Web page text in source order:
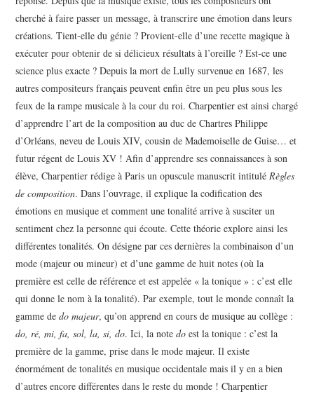
cherché à faire passer un message, à transcrire une émotion dans leurs
créations. Tient-elle du génie ? Provient-elle d’une recette magique à
exécuter pour obtenir de si délicieux résultats à l’oreille ? Est-ce une
science plus exacte ? Depuis la mort de Lully survenue en 1687, les
autres compositeurs français peuvent enfin être un peu plus sous les
feux de la rampe musicale à la cour du roi. Charpentier est ainsi chargé
d’apprendre l’art de la composition au duc de Chartres Philippe
d’Orléans, neveu de Louis XIV, cousin de Mademoiselle de Guise… et
futur régent de Louis XV ! Afin d’apprendre ses connaissances à son
élève, Charpentier rédige à Paris un opuscule manuscrit intituléRègles
de composition. Dans l’ouvrage, il explique la codification des
émotions en musique et comment une tonalité arrive à susciter un
sentiment chez la personne qui écoute. Cette théorie explore ainsi les
différentes tonalités. On désigne par ces dernières la combinaison d’un
mode (majeur ou mineur) et d’une gamme de huit notes (où la
première est celle de référence et est appelée « la tonique » : c’est elle
qui donne le nom à la tonalité). Par exemple, tout le monde connaît la
gamme dedo majeur, qu’on apprend en cours de musique au collège :
do, ré, mi, fa, sol, la, si, do. Ici, la notedoest la tonique : c’est la
première de la gamme, prise dans le mode majeur. Il existe
énormément de tonalités en musique occidentale mais il y en a bien
d’autres encore différentes dans le reste du monde ! Charpentier